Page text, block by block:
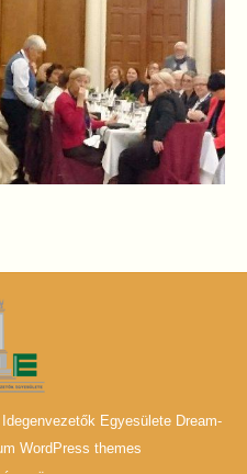
Egyesülete Dream-
WordPress themes